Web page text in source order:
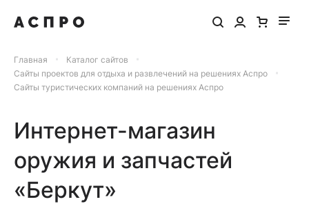
Главная
Каталог сайтов
Сайты проектов для отдыха и развлечений на решениях Аспро
Сайты туристических компаний на решениях Аспро
Интернет-магазин
оружия и запчастей
«Беркут»